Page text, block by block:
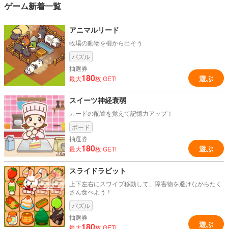
ゲーム新着一覧
アニマルリード
牧場の動物を柵から出そう
パズル
抽選券
最大180枚 GET! 遊ぶ
スイーツ神経衰弱
カードの配置を覚えて記憶力アップ！
ボード
抽選券
最大180枚 GET! 遊ぶ
スライドラビット
上下左右にスワイプ移動して、障害物を避けながらたく
さん食べよう！
パズル
抽選券
最大
枚 GET! 遊ぶ